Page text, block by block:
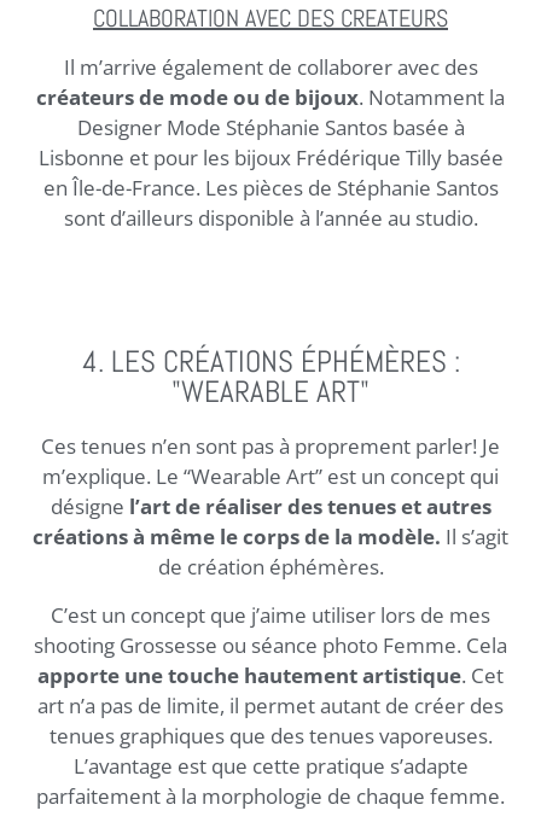
COLLABORATION AVEC DES CREATEURS
Il m’arrive également de collaborer avec des
créateurs de mode ou de bijoux. Notamment la
Designer Mode Stéphanie Santos basée à
Lisbonne et pour les bijoux Frédérique Tilly basée
en Île-de-France. Les pièces de Stéphanie Santos
sont d’ailleurs disponible à l’année au studio.
4. LES CRÉATIONS ÉPHÉMÈRES :
"WEARABLE ART"
Ces tenues n’en sont pas à proprement parler! Je
m’explique. Le “Wearable Art” est un concept qui
désigne l’art de réaliser des tenues et autres
créations à même le corps de la modèle. Il s’agit
de création éphémères.
C’est un concept que j’aime utiliser lors de mes
shooting Grossesse ou séance photo Femme. Cela
apporte une touche hautement artistique. Cet
art n’a pas de limite, il permet autant de créer des
tenues graphiques que des tenues vaporeuses.
L’avantage est que cette pratique s’adapte
parfaitement à la morphologie de chaque femme.